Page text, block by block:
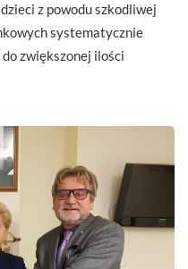
z powodu szkodliwej
systematycznie
do zwiększonej ilości